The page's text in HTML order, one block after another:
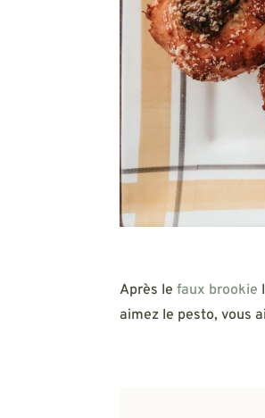
Après lefaux brookie
aimez le pesto, vous